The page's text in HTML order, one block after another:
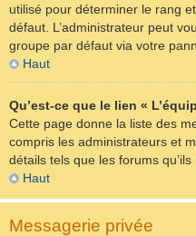
utilisé pour déterminer le rang
défaut. L’administrateur peut
groupe par défaut via votre
Haut
Qu’est-ce que le lien «
Cette page donne la liste des
compris les administrateurs et
détails tels que les forums qu’ils
Haut
Messagerie privée